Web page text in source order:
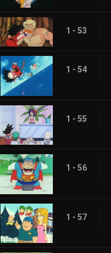
1 - 53
1 - 54
1 - 55
1 - 56
1 - 57